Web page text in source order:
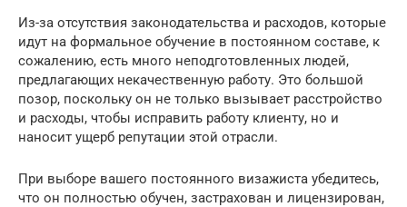
Из-за отсутствия законодательства и расходов, которые
идут на формальное обучение в постоянном составе, к
сожалению, есть много неподготовленных людей,
предлагающих некачественную работу. Это большой
позор, поскольку он не только вызывает расстройство
и расходы, чтобы исправить работу клиенту, но и
наносит ущерб репутации этой отрасли.
При выборе вашего постоянного визажиста убедитесь,
что он полностью обучен, застрахован и лицензирован,